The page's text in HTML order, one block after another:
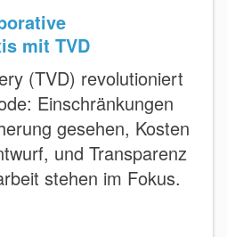
mit TVD
(TVD) revolutioniert
Einschränkungen
gesehen, Kosten
und Transparenz
stehen im Fokus.